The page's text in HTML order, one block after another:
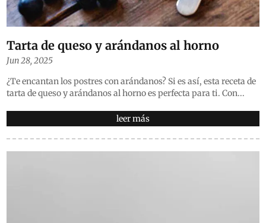
Tarta de queso y arándanos al horno
Jun 28, 2025
¿Te encantan los postres con arándanos? Si es así, esta receta de
tarta de queso y arándanos al horno es perfecta para ti. Con...
leer más